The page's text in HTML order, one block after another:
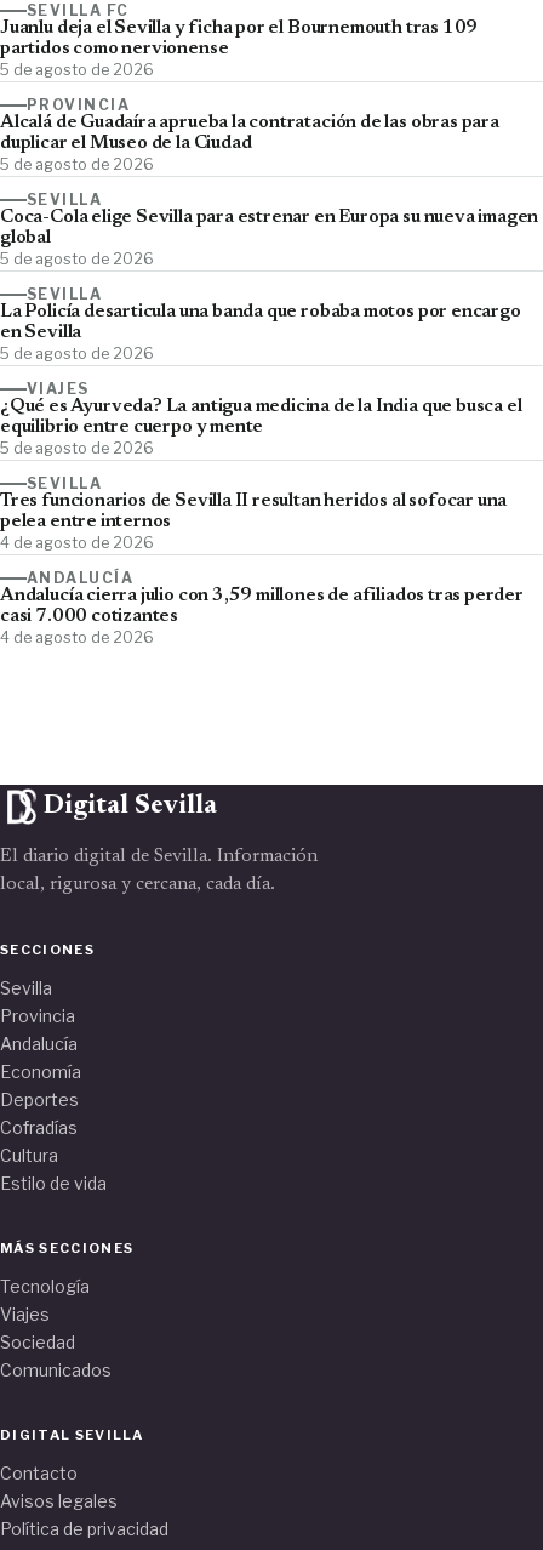
SEVILLA FC
Juanlu deja el Sevilla y ficha por el Bournemouth tras 109
partidos como nervionense
5 de agosto de 2026
PROVINCIA
Alcalá de Guadaíra aprueba la contratación de las obras para
duplicar el Museo de la Ciudad
5 de agosto de 2026
SEVILLA
Coca-Cola elige Sevilla para estrenar en Europa su nueva imagen
global
5 de agosto de 2026
SEVILLA
La Policía desarticula una banda que robaba motos por encargo
en Sevilla
5 de agosto de 2026
VIAJES
¿Qué es Ayurveda? La antigua medicina de la India que busca el
equilibrio entre cuerpo y mente
5 de agosto de 2026
SEVILLA
Tres funcionarios de Sevilla II resultan heridos al sofocar una
pelea entre internos
4 de agosto de 2026
ANDALUCÍA
Andalucía cierra julio con 3,59 millones de afiliados tras perder
casi 7.000 cotizantes
4 de agosto de 2026
Digital Sevilla
El diario digital de Sevilla. Información
local, rigurosa y cercana, cada día.
SECCIONES
Sevilla
Provincia
Andalucía
Economía
Deportes
Cofradías
Cultura
Estilo de vida
MÁS SECCIONES
Tecnología
Viajes
Sociedad
Comunicados
DIGITAL SEVILLA
Contacto
Avisos legales
Política de privacidad